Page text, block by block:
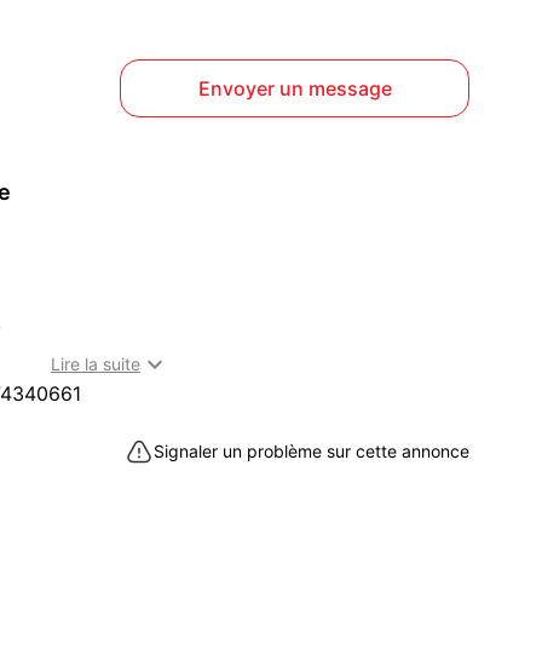
Envoyer un message
(21000)
Lire la suite 
Signaler un problème sur cette annonce